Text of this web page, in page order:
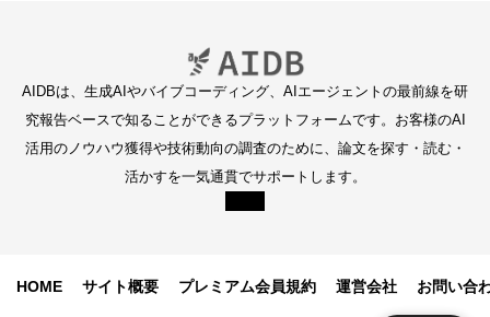
AIDBは、生成AIやバイブコーディング、AIエージェントの最前線を研
究報告ベースで知ることができるプラットフォームです。お客様のAI
活用のノウハウ獲得や技術動向の調査のために、論文を探す・読む・
活かすを一気通貫でサポートします。
HOME サイト概要 プレミアム会員規約 運営会社 お問い合